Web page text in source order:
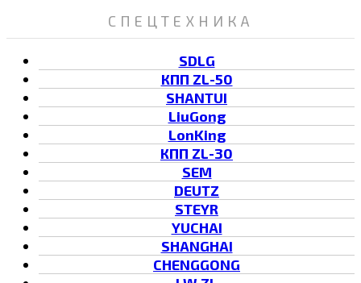
СПЕЦТЕХНИКА
SDLG
КПП ZL-50
SHANTUI
LiuGong
LonKing
КПП ZL-30
SEM
DEUTZ
STEYR
YUCHAI
SHANGHAI
CHENGGONG